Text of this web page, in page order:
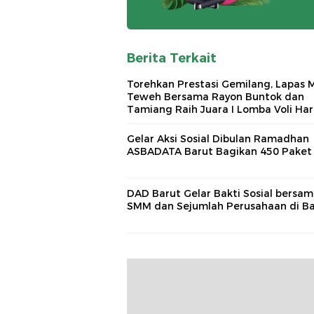
Berita Terkait
Torehkan Prestasi Gemilang, Lapas
Teweh Bersama Rayon Buntok dan
Tamiang Raih Juara I Lomba Voli
Gelar Aksi Sosial Dibulan Ramadhan
ASBADATA Barut Bagikan 450
DAD Barut Gelar Bakti Sosial
SMM dan Sejumlah Perusahaan di